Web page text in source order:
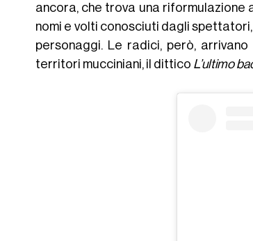
ancora, che trova una riformulazione
nomi e volti conosciuti dagli
personaggi. Le radici, però,
territori mucciniani, il dittico L’ultimo